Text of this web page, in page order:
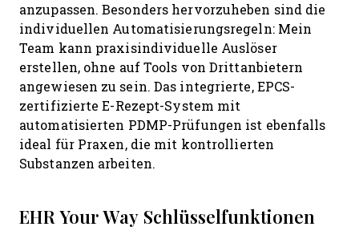
anzupassen. Besonders hervorzuheben sind die
individuellen Automatisierungsregeln: Mein
Team kann praxisindividuelle Auslöser
erstellen, ohne auf Tools von Drittanbietern
angewiesen zu sein. Das integrierte, EPCS-
zertifizierte E-Rezept-System mit
automatisierten PDMP-Prüfungen ist ebenfalls
ideal für Praxen, die mit kontrollierten
Substanzen arbeiten.
EHR Your Way Schlüsselfunktionen